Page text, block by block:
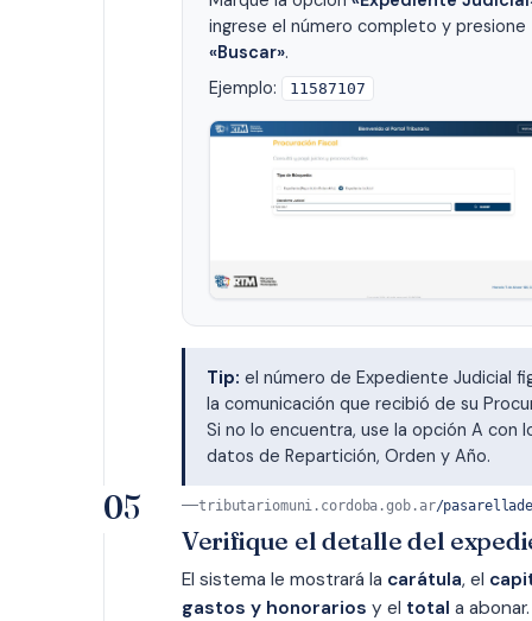
ingrese el número completo y presione
«Buscar».
Ejemplo:
11587107
Tip: el número de Expediente Judicial
la comunicación que recibió de su
Si no lo encuentra, use la opción A con
datos de Repartición, Orden y Año.
05 tributariomuni.cordoba.gob.ar/
Verifique el detalle del
El sistema le mostrará la carátula, el
gastos y honorarios y el total a